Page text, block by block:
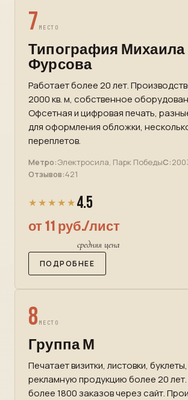
7 МЕСТО
Типография Михаила
Фурсова
Работает более 20 лет.
2000 кв. м, собственное
Офсетная и цифровая печать,
для оформления обложки,
переплетов.
Метро:Электросила, Парк ПобедыС:
Отзывов:421
★★★★★ 4.5
от 11 руб./лист
средняя цена
ПОДРОБНЕЕ
8 МЕСТО
Группа М
Печатает визитки, листовки,
рекламную продукцию более 20
более 1800 заказов через сайт.